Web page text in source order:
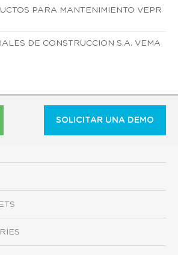
PARA MANTENIMIENTO VEPR
DE CONSTRUCCION S.A. VEMA
SOLICITAR UNA DEMO